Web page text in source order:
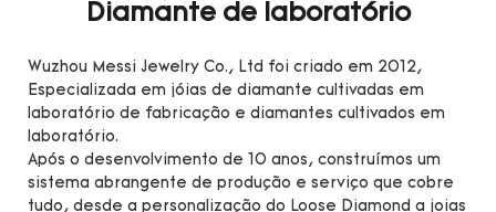
Diamante de laboratório
Wuzhou Messi Jewelry Co., Ltd foi criado em 2012,
Especializada em jóias de diamante cultivadas em
laboratório de fabricação e diamantes cultivados em
laboratório.
Após o desenvolvimento de 10 anos, construímos um
sistema abrangente de produção e serviço que cobre
tudo, desde a personalização do Loose Diamond a joias